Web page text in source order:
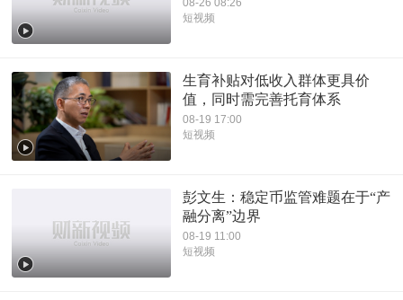
短视频
生育补贴对低收入群体更具价
值，同时需完善托育体系
08-19 17:00
短视频
彭文生：稳定币监管难题在于“产
融分离”边界
08-19 11:00
短视频